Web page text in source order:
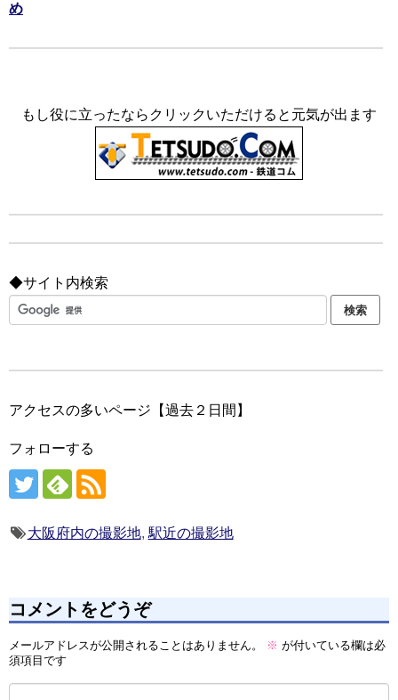
め
もし役に立ったならクリックいただけると元気が出ます
◆サイト内検索
アクセスの多いページ【過去２日間】
フォローする
大阪府内の撮影地, 駅近の撮影地
コメントをどうぞ
メールアドレスが公開されることはありません。 ※ が付いている欄は必
須項目です